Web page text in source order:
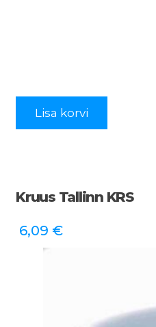
Lisa korvi
Kruus Tallinn KRS
6,09 €